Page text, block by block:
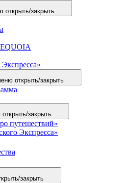
открыть/закрыть
открыть/закрыть
закрыть
путешествий»
Экспресса»
закрыть